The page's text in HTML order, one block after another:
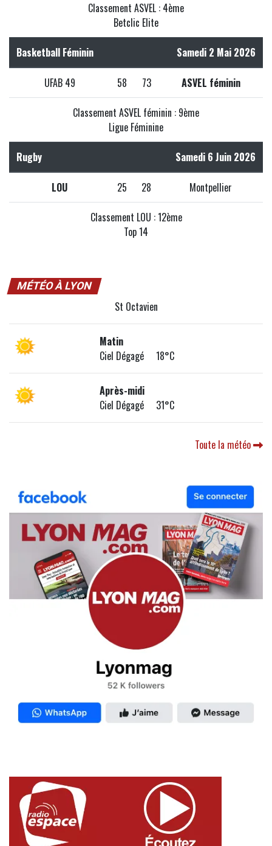
Classement ASVEL : 4ème
Betclic Elite
Basketball Féminin Samedi 2 Mai 2026
UFAB 49 58 73 ASVEL féminin
Classement ASVEL féminin : 9ème
Ligue Féminine
Rugby Samedi 6 Juin 2026
LOU 25 28 Montpellier
Classement LOU : 12ème
Top 14
MÉTÉO À LYON
St Octavien
Matin
Ciel Dégagé 18°C
Après-midi
Ciel Dégagé 31°C
Toute la météo